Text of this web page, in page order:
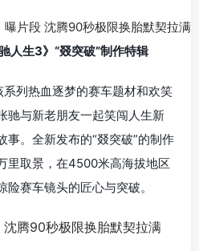
人生3》“叕突破”制作特辑
列热血逐梦的赛车题材和欢笑
驰与新老朋友一起笑闯人生新
事。全新发布的“叕突破”的制作
里取景，在4500米高海拔地区
赛车镜头的匠心与突破。